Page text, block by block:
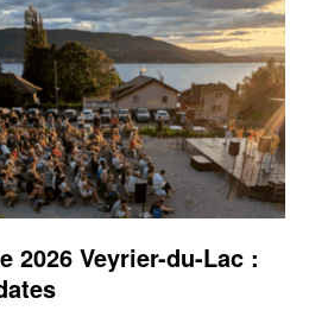
2026 Veyrier-du-Lac :